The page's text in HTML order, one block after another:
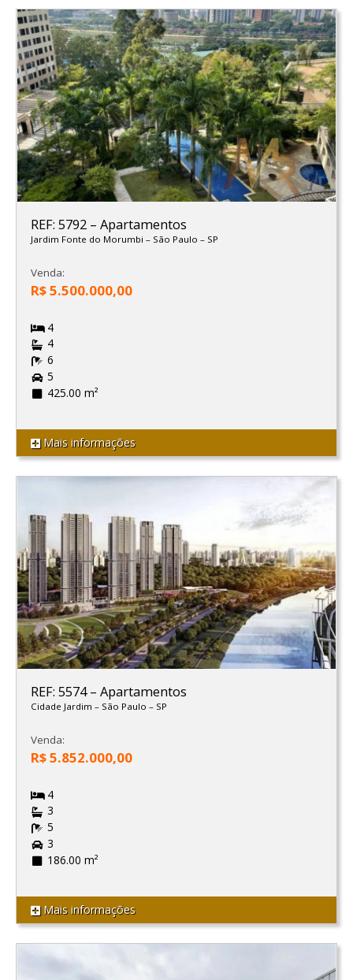
REF: 5792 – Apartamentos
Jardim Fonte do Morumbi – São Paulo – SP
Venda:
R$ 5.500.000,00
4
4
6
5
425.00 m²
Mais informações
REF: 5574– Apartamentos
Cidade Jardim – São Paulo – SP
Venda:
R$ 5.852.000,00
4
3
5
3
186.00 m²
Mais informações